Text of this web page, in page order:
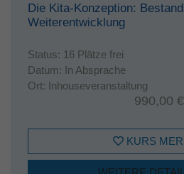
Die Kita-Konzeption:
Weiterentwicklung
Status: 16 Plätze frei
Datum: In Absprache
Ort: Inhouseveranstaltung
990,00 €
KURS